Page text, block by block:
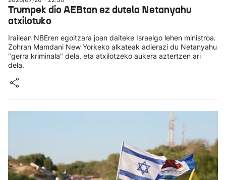
Trumpek dio AEBtan ez dutela Netanyahu
atxilotuko
Irailean NBEren egoitzara joan daiteke Israelgo lehen ministroa.
Zohran Mamdani New Yorkeko alkateak adierazi du Netanyahu
"gerra kriminala" dela, eta atxilotzeko aukera aztertzen ari
dela.